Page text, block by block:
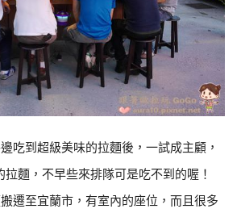
吃到超級美味的拉麵後，一試成主顧，
麵，不早些來排隊可是吃不到的喔！
遷至宜蘭市，有室內的座位，而且很多